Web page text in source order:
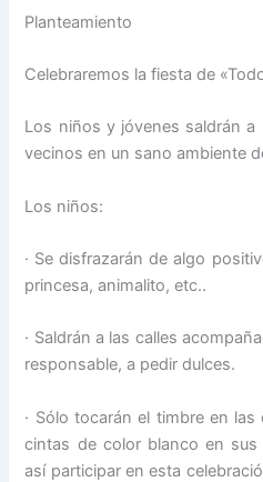
Planteamiento
Celebraremos la fiesta de
Los niños y jóvenes saldrán
vecinos en un sano ambiente
Los niños:
· Se disfrazarán de algo
princesa, animalito, etc..
· Saldrán a las calles
responsable, a pedir dulces.
· Sólo tocarán el timbre en
cintas de color blanco en
así participar en esta